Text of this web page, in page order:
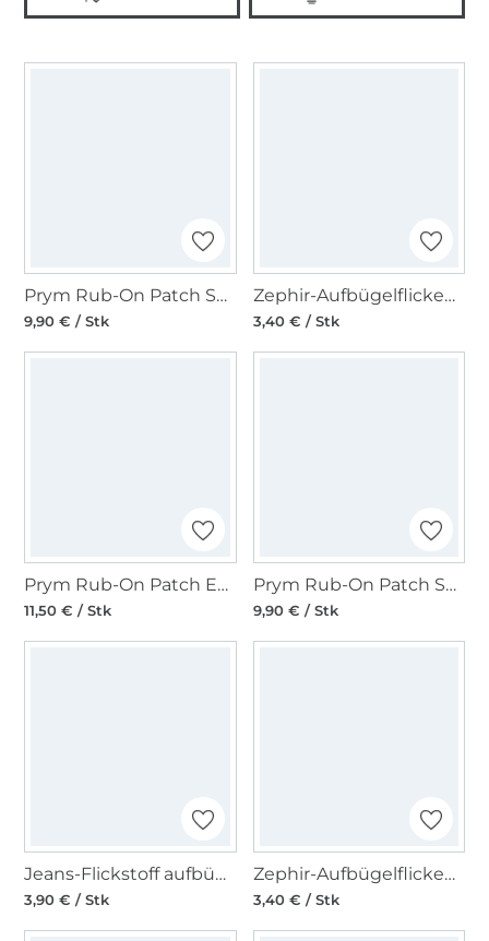
Prym Rub-On Patch STRETCH 3 Stk, marineblau
9,90 € / Stk
Zephir-Aufbügelflicken, 009=weiß
3,40 € / Stk
Prym Rub-On Patch EXTREME 2 Stk, schwarz
11,50 € / Stk
Prym Rub-On Patch STRETCH 3 Stk, beige
9,90 € / Stk
Jeans-Flickstoff aufbügelbar, 235=blau
3,90 € / Stk
Zephir-Aufbügelflicken, 210=marine
3,40 € / Stk